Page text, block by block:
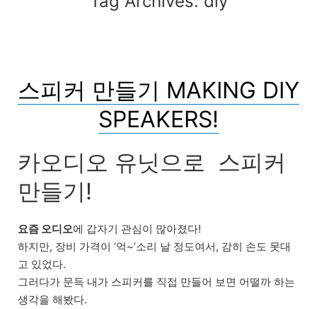
스피커 만들기 MAKING DIY
SPEAKERS!
카오디오 유닛으로 스피커
만들기!
요즘 오디오에 갑자기 관심이 많아졌다!
하지만, 장비 가격이 ‘억~’소리 날 정도여서, 감히 손도 못대
고 있었다.
그러다가 문득 내가 스피커를 직접 만들어 보면 어떨까 하는
생각을 해봤다.